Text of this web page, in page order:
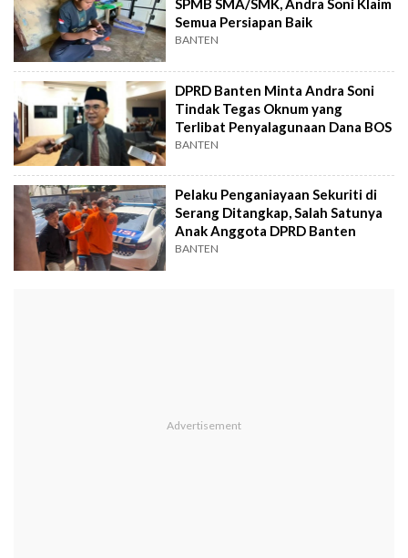
SPMB SMA/SMK, Andra Soni Klaim
Semua Persiapan Baik
BANTEN
DPRD Banten Minta Andra Soni
Tindak Tegas Oknum yang
Terlibat Penyalagunaan Dana BOS
BANTEN
Pelaku Penganiayaan Sekuriti di
Serang Ditangkap, Salah Satunya
Anak Anggota DPRD Banten
BANTEN